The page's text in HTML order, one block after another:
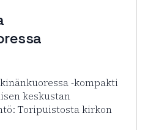
-kompakti
keskustan
Toripuistosta kirkon